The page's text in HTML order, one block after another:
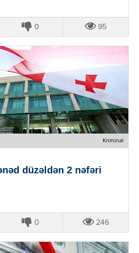
0 95
Kriminal
düzəldən 2 nəfəri
0 246